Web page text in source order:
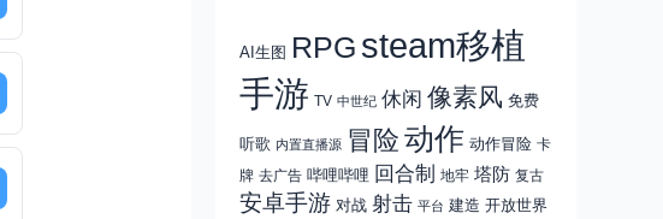
AI生图 RPG steam移植
手游 TV 中世纪 休闲 像素风 免费
听歌 内置直播源 冒险 动作 动作冒险 卡
牌 去广告 哔哩哔哩 回合制 地牢 塔防 复古
安卓手游 对战 射击 平台 建造 开放世界